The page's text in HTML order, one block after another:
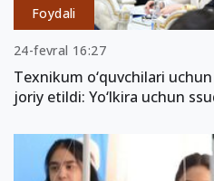
Foydali
24-fevral 16:27
Texnikum o‘quvchilari
joriy etildi: Yo‘lkira uchun